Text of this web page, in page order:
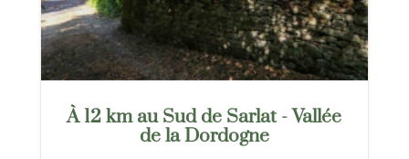
À 12 km au Sud de Sarlat - Vallée
de la Dordogne